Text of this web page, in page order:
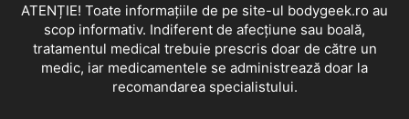
ATENȚIE! Toate informațiile de pe site-ul bodygeek.ro au
scop informativ. Indiferent de afecțiune sau boală,
tratamentul medical trebuie prescris doar de către un
medic, iar medicamentele se administrează doar la
recomandarea specialistului.